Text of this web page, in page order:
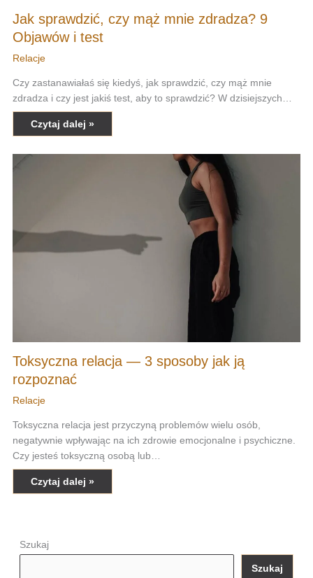
Jak sprawdzić, czy mąż mnie zdradza? 9
Objawów i test
Relacje
Czy zastanawiałaś się kiedyś, jak sprawdzić, czy mąż mnie
zdradza i czy jest jakiś test, aby to sprawdzić? W dzisiejszych…
Czytaj dalej »
Toksyczna relacja — 3 sposoby jak ją
rozpoznać
Relacje
Toksyczna relacja jest przyczyną problemów wielu osób,
negatywnie wpływając na ich zdrowie emocjonalne i psychiczne.
Czy jesteś toksyczną osobą lub…
Czytaj dalej »
Szukaj
Szukaj